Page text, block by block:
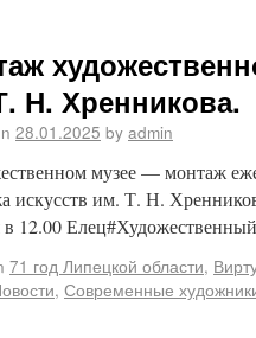
Н. Хренникова.
28.01.2025 by admin
музее — монтаж
искусств им. Т. Н.
в 12.00
71 год Липецкой области,
, Современные